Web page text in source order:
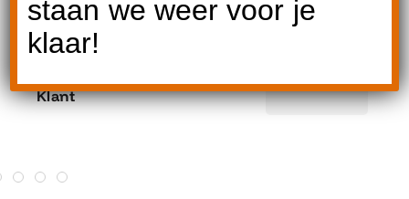
prachtige stoelen.
Klant
staan we weer voor je
klaar!